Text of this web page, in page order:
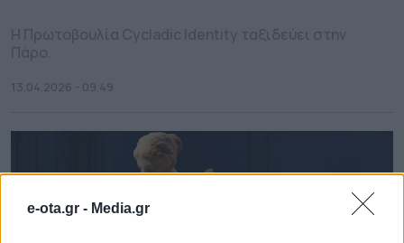
e-ota.gr - Media.gr
13.04.2026 - 09.49